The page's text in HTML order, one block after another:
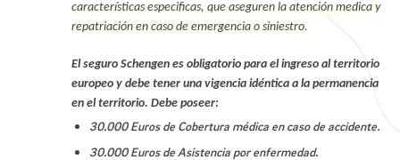
características especificas, que aseguren la atención medica y
repatriación en caso de emergencia o siniestro.
El seguro Schengen es obligatorio para el ingreso al territorio
europeo y debe tener una vigencia idéntica a la permanencia
en el territorio. Debe poseer:
30.000 Euros de Cobertura médica en caso de accidente.
30.000 Euros de Asistencia por enfermedad.